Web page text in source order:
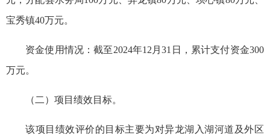
宝秀镇40万元。
资金使用情况：截至2024年12月31日，累计支付资金300
万元。
‬（二）项目绩效目标。
该项目绩效评价的目标主要为对异龙湖入湖河道及外区